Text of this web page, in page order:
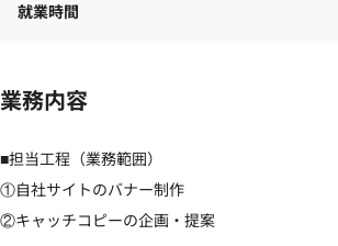
就業時間
業務内容
■担当工程（業務範囲）
①自社サイトのバナー制作
②キャッチコピーの企画・提案